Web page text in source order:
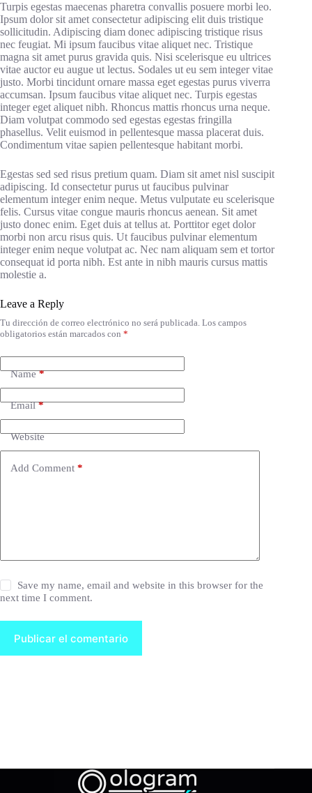
Turpis egestas maecenas pharetra convallis posuere morbi leo.
Ipsum dolor sit amet consectetur adipiscing elit duis tristique
sollicitudin. Adipiscing diam donec adipiscing tristique risus
nec feugiat. Mi ipsum faucibus vitae aliquet nec. Tristique
magna sit amet purus gravida quis. Nisi scelerisque eu ultrices
vitae auctor eu augue ut lectus. Sodales ut eu sem integer vitae
justo. Morbi tincidunt ornare massa eget egestas purus viverra
accumsan. Ipsum faucibus vitae aliquet nec. Turpis egestas
integer eget aliquet nibh. Rhoncus mattis rhoncus urna neque.
Diam volutpat commodo sed egestas egestas fringilla
phasellus. Velit euismod in pellentesque massa placerat duis.
Condimentum vitae sapien pellentesque habitant morbi.
Egestas sed sed risus pretium quam. Diam sit amet nisl suscipit
adipiscing. Id consectetur purus ut faucibus pulvinar
elementum integer enim neque. Metus vulputate eu scelerisque
felis. Cursus vitae congue mauris rhoncus aenean. Sit amet
justo donec enim. Eget duis at tellus at. Porttitor eget dolor
morbi non arcu risus quis. Ut faucibus pulvinar elementum
integer enim neque volutpat ac. Nec nam aliquam sem et tortor
consequat id porta nibh. Est ante in nibh mauris cursus mattis
molestie a.
Leave a Reply
Tu dirección de correo electrónico no será publicada. Los campos
obligatorios están marcados con *
Name*
Email*
Website
Add Comment *
Save my name, email and website in this browser for the
next time I comment.
Publicar el comentario